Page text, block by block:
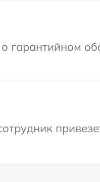
гарантийном